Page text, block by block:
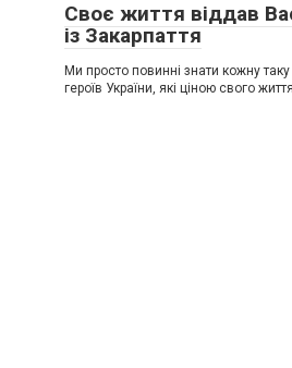
Своє життя віддав
із Закарпаття
Ми просто повинні знати кожну таку
героїв України, які ціною свого життя